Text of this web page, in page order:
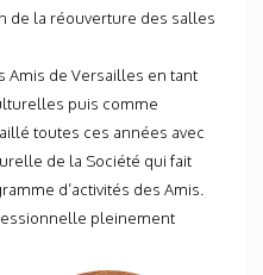
de la réouverture des salles
Amis de Versailles en tant
puis comme
toutes ces années avec
de la Société qui fait
d’activités des Amis.
pleinement